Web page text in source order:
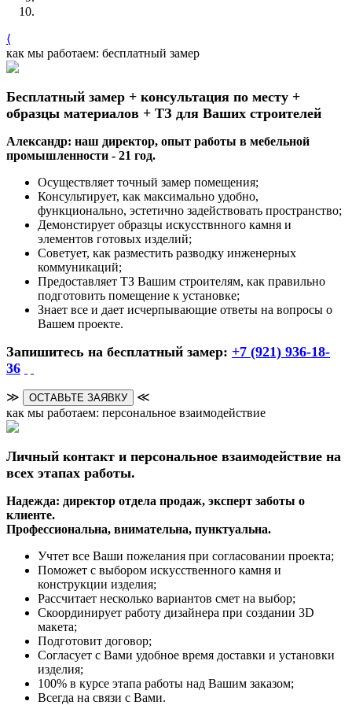
⟨
как мы работаем: бесплатный замер
Бесплатный замер + консультация по месту +
образцы материалов + ТЗ для Ваших строителей
Александр: наш директор, опыт работы в мебельной
промышленности - 21 год.
Осуществляет точный замер помещения;
Консультирует, как максимально удобно,
функционально, эстетично задействовать пространство;
Демонстирует образцы искусствнного камня и
элементов готовых изделий;
Советует, как разместить разводку инженерных
коммуникаций;
Предоставляет ТЗ Вашим строителям, как правильно
подготовить помещение к установке;
Знает все и дает исчерпывающие ответы на вопросы о
Вашем проекте.
Запишитесь на бесплатный замер: +7 (921) 936-18-
36
≫ ОСТАВЬТЕ ЗАЯВКУ
≪
как мы работаем: персональное взаимодействие
Личный контакт и персональное взаимодействие на
всех этапах работы.
Надежда: директор отдела продаж, эксперт заботы о
клиенте.
Профессиональна, внимательна, пунктуальна.
Учтет все Ваши пожелания при согласовании проекта;
Поможет с выбором искусственного камня и
конструкции изделия;
Рассчитает несколько вариантов смет на выбор;
Скоординирует работу дизайнера при создании 3D
макета;
Подготовит договор;
Согласует с Вами удобное время доставки и установки
изделия;
100% в курсе этапа работы над Вашим заказом;
Всегда на связи с Вами.